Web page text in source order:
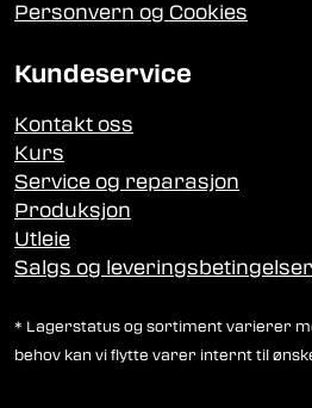
Personvern og Cookies
Kundeservice
Kontakt oss
Kurs
Service og reparasjon
Produksjon
Utleie
Salgs og leveringsbetingelser
* Lagerstatus og sortiment varierer
behov kan vi flytte varer internt til